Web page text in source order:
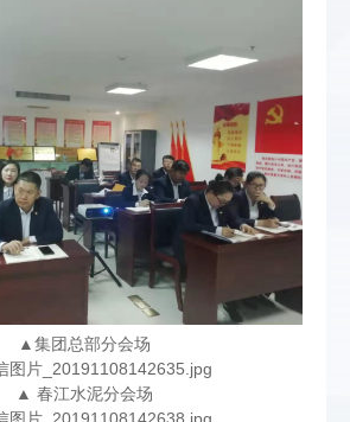
▲集团总部分会场
▲ 春江水泥分会场